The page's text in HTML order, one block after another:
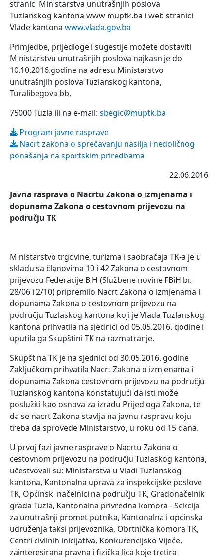
stranici Ministarstva unutrašnjih poslova
Tuzlanskog kantona www muptk.ba i web stranici
Vlade kantona www.vlada.gov.ba
Primjedbe, prijedloge i sugestije možete dostaviti
Ministarstvu unutrašnjih poslova najkasnije do
10.10.2016.godine na adresu Ministarstvo
unutrašnjih poslova Tuzlanskog kantona,
Turalibegova bb,
75000 Tuzla ili na e-mail: sbegic@muptk.ba
Program javne rasprave
Nacrt zakona o sprečavanju nasilja i nedoličnog
ponašanja na sportskim priredbama
22.06.2016
Javna rasprava o Nacrtu Zakona o izmjenama i
dopunama Zakona o cestovnom prijevozu na
području TK
Ministarstvo trgovine, turizma i saobraćaja TK-a je u
skladu sa članovima 10 i 42 Zakona o cestovnom
prijevozu Federacije BiH (Službene novine FBiH br.
28/06 i 2/10) pripremilo Nacrt Zakona o izmjenama i
dopunama Zakona o cestovnom prijevozu na
području Tuzlaskog kantona koji je Vlada Tuzlanskog
kantona prihvatila na sjednici od 05.05.2016. godine i
uputila ga Skupštini TK na razmatranje.
Skupština TK je na sjednici od 30.05.2016. godine
Zaključkom prihvatila Nacrt Zakona o izmjenama i
dopunama Zakona cestovnom prijevozu na području
Tuzlanskog kantona konstatujući da isti može
poslužiti kao osnova za izradu Prijedloga Zakona, te
da se nacrt Zakona stavlja na javnu raspravu koju
treba da sprovede Ministarstvo, u roku od 15 dana.
U prvoj fazi javne rasprave o Nacrtu Zakona o
cestovnom prijevozu na području Tuzlaskog kantona,
učestvovali su: Ministarstva u Vladi Tuzlanskog
kantona, Kantonalna uprava za inspekcijske poslove
TK, Općinski načelnici na području TK, Gradonačelnik
grada Tuzla, Kantonalna privredna komora - Sekcija
za unutrašnji promet putnika, Kantonalna i općinska
udruženja taksi prijevoznika, Obrtnička komora TK,
Centri civilnih inicijativa, Konkurencijsko Vijeće,
zainteresirana pravna i fizička lica koje tretira